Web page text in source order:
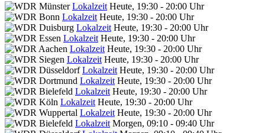
Lokalzeit Heute, 19:30 - 20:00 Uhr
Lokalzeit Heute, 19:30 - 20:00 Uhr
Lokalzeit Heute, 19:30 - 20:00 Uhr
Lokalzeit Heute, 19:30 - 20:00 Uhr
Lokalzeit Heute, 19:30 - 20:00 Uhr
Lokalzeit Heute, 19:30 - 20:00 Uhr
Lokalzeit Heute, 19:30 - 20:00 Uhr
Lokalzeit Heute, 19:30 - 20:00 Uhr
Lokalzeit Heute, 19:30 - 20:00 Uhr
Lokalzeit Heute, 19:30 - 20:00 Uhr
Lokalzeit Heute, 19:30 - 20:00 Uhr
Lokalzeit Morgen, 09:10 - 09:40 Uhr